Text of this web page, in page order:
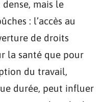
mais le
: l’accès au
de droits
la santé que pour
du travail,
durée, peut influer